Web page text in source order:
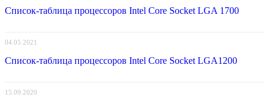
Список-таблица процессоров Intel Core Socket LGA 1700
04.05.2021
Список-таблица процессоров Intel Core Socket LGA1200
15.09.2020